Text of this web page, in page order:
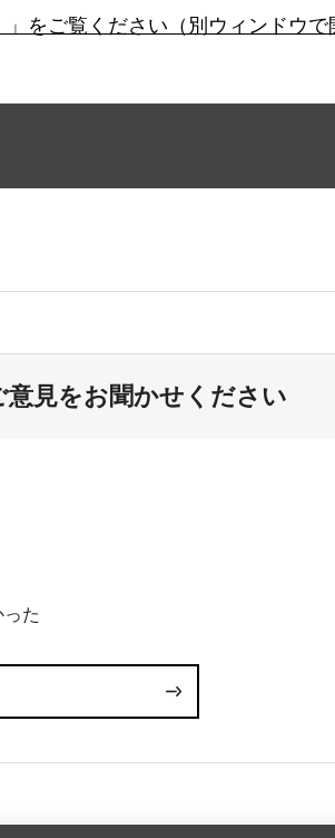
をご覧ください（別ウィンドウで
見をお聞かせください
た